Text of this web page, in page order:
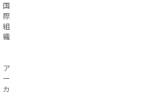
国
際
組
織
ア
ー
カ